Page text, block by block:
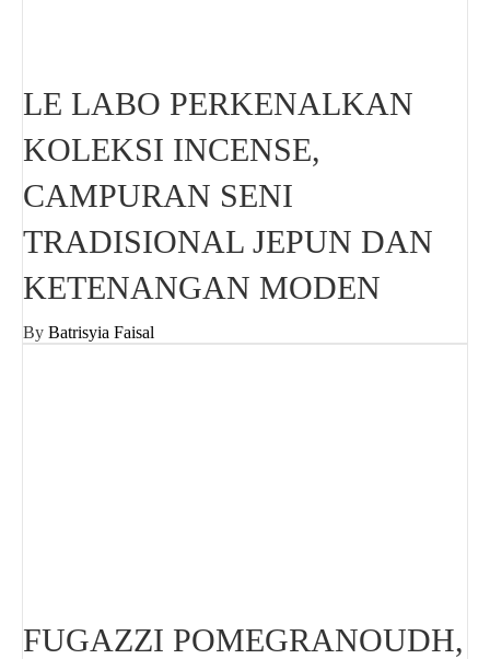
LE LABO PERKENALKAN
KOLEKSI INCENSE,
CAMPURAN SENI
TRADISIONAL JEPUN DAN
KETENANGAN MODEN
By Batrisyia Faisal
FUGAZZI POMEGRANOUDH,